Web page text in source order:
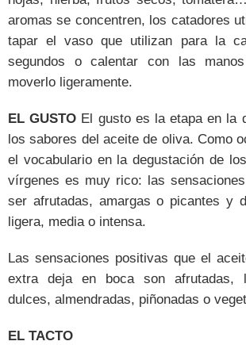
aromas se concentren, los catadores
tapar el vaso que utilizan para la
segundos o calentar con las
moverlo ligeramente.
EL GUSTO El gusto es la etapa en la
los sabores del aceite de oliva. Como
el vocabulario en la degustación de
vírgenes es muy rico: las
ser afrutadas, amargas o picantes y
ligera, media o intensa.
Las sensaciones positivas que el
extra deja en boca son afrutadas,
dulces, almendradas, piñonadas o
EL TACTO